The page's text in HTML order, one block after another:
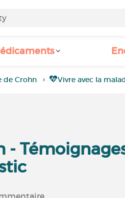
de Crohn Vivre avec la
-